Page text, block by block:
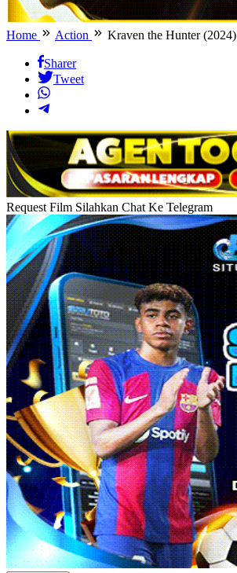
Home Action Kraven the Hunter (2024)
Sharer
Tweet
Request Film Silahkan Chat Ke Telegram